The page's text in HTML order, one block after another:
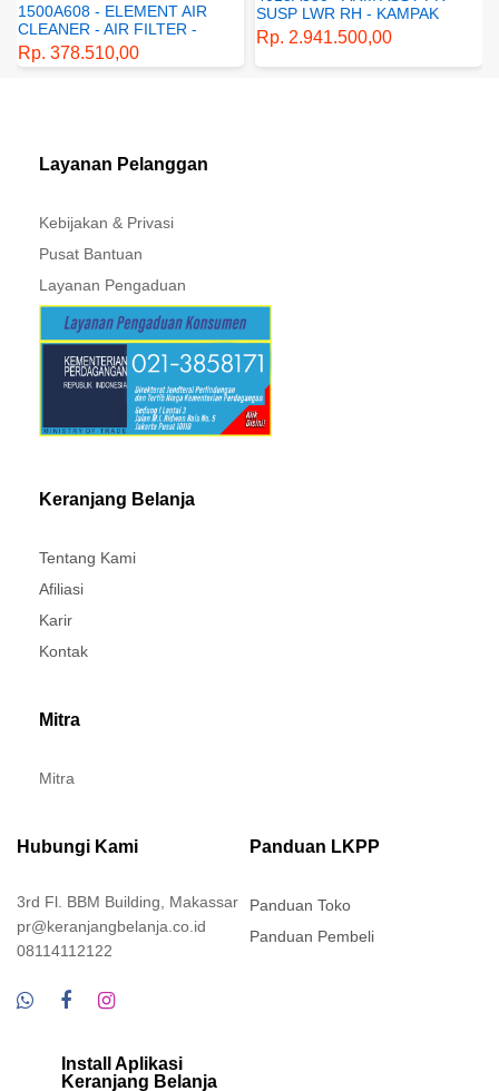
SUSP LWR RH - KAMPAK
DEPAN BAWAH KANAN -
GENUINE SPAREPART -
MITSUBISHI - XPANDER
Rp. 2.941.500,00
4162A413 - SHOCK
ABSORBER RR SUSP -
SUSPENSI BELAKANG -
SHOCKBREAKER BELAKANG
Rp. 1.198.800,00
Layanan Pelanggan
Kebijakan & Privasi
Pusat Bantuan
Layanan Pengaduan
Keranjang Belanja
Tentang Kami
Afiliasi
Karir
Kontak
Mitra
Mitra
Hubungi Kami
3rd Fl. BBM Building, Makassar
pr@keranjangbelanja.co.id
08114112122
Panduan LKPP
Panduan Toko
Panduan Pembeli
Install Aplikasi
Keranjang Belanja